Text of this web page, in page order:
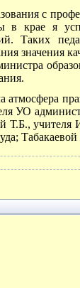
с
в крае я
Таких
значения
УО
Т.Б.,